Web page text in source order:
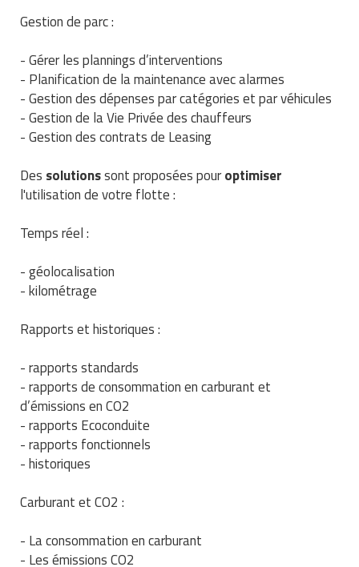
Ustensile de cuisine
Vaisselle restaurant
Vitrines réfrigérées
Gestion de parc :
- Gérer les plannings d’interventions
- Planification de la maintenance avec alarmes
- Gestion des dépenses par catégories et par véhicules
- Gestion de la Vie Privée des chauffeurs
- Gestion des contrats de Leasing
Des solutionssont proposées pouroptimiser
l'utilisation de votre flotte :
Temps réel :
- géolocalisation
- kilométrage
Rapports et historiques :
- rapports standards
- rapports de consommation en carburant et
d’émissions en CO2
- rapports Ecoconduite
- rapports fonctionnels
- historiques
Carburant et CO2 :
- La consommation en carburant
- Les émissions CO2